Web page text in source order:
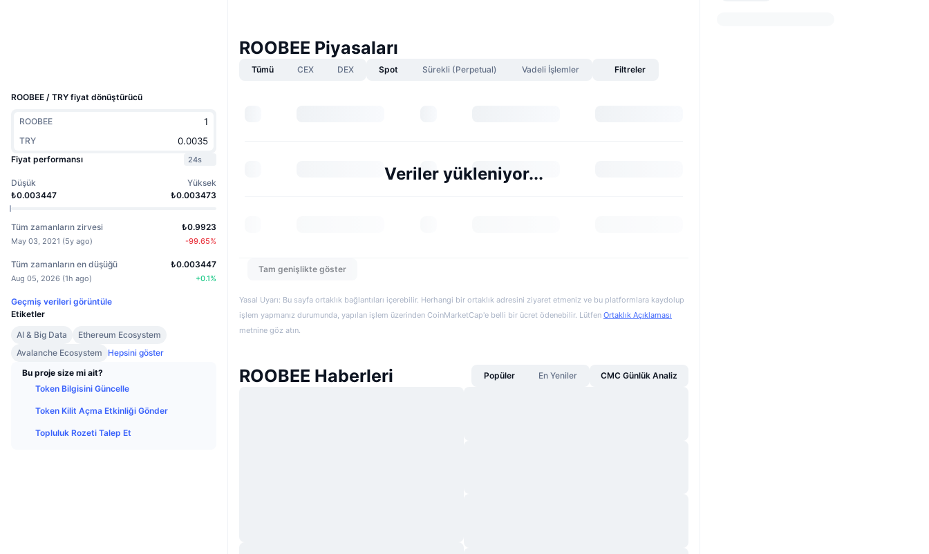
ROOBEE / TRY fiyat dönüştürücü
ROOBEE
TRY
Fiyat performansı
24s
Düşük
₺0.003447
Yüksek
₺0.003473
Tüm zamanların zirvesi
May 03, 2021 (5y ago)
₺0.9923
-99.65%
Tüm zamanların en düşüğü
Aug 05, 2026 (1h ago)
₺0.003447
+0.1%
Geçmiş verileri görüntüle
Etiketler
AI & Big Data
Ethereum Ecosystem
Avalanche Ecosystem
Hepsini göster
Bu proje size mi ait?
Token Bilgisini Güncelle
Token Kilit Açma Etkinliği Gönder
Topluluk Rozeti Talep Et
ROOBEE Piyasaları
Tümü CEX DEX Spot Sürekli (Perpetual) Vadeli İşlemler Filtreler
Veriler yükleniyor...
Tam genişlikte göster
Yasal Uyarı: Bu sayfa ortaklık bağlantıları içerebilir. Herhangi bir ortaklık adresini ziyaret etmeniz ve bu platformlara kaydolup
işlem yapmanız durumunda, yapılan işlem üzerinden CoinMarketCap'e belli bir ücret ödenebilir. Lütfen Ortaklık Açıklaması
metnine göz atın.
ROOBEE Haberleri Popüler En Yeniler CMC Günlük Analiz